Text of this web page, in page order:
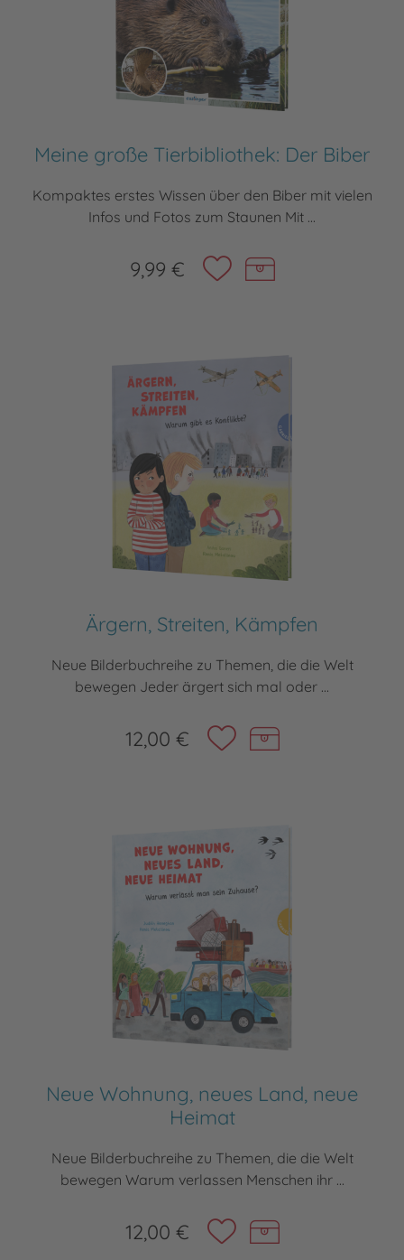
Meine große Tierbibliothek: Der Biber
Kompaktes erstes Wissen über den Biber mit vielen
Infos und Fotos zum Staunen Mit ...
9,99 €
Ärgern, Streiten, Kämpfen
Neue Bilderbuchreihe zu Themen, die die Welt
bewegen Jeder ärgert sich mal oder ...
12,00 €
Neue Wohnung, neues Land, neue
Heimat
Neue Bilderbuchreihe zu Themen, die die Welt
bewegen Warum verlassen Menschen ihr ...
12,00 €